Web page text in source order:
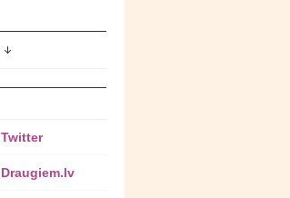
Twitter
Draugiem.lv